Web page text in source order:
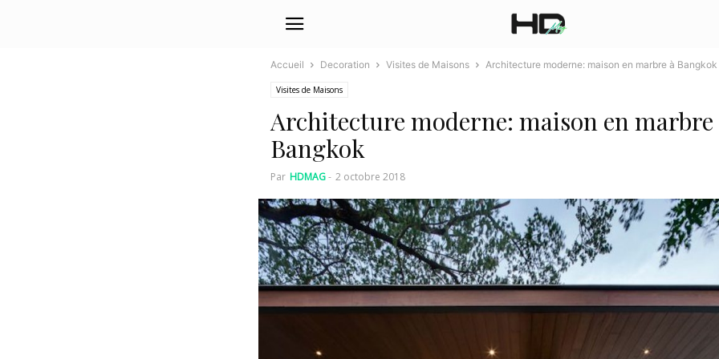
Accueil Decoration Visites de Maisons Architecture moderne: maison en marbre à Bangkok
Visites de Maisons
Architecture moderne: maison en marbre
Bangkok
Par HDMAG- 2 octobre 2018